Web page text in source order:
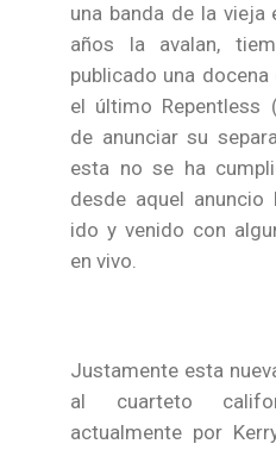
una banda de la vieja
años la avalan,
publicado una
el último Repentless
de anunciar su
esta no se ha
desde aquel
ido y venido con
en vivo.
Justamente esta
al cuarteto
actualmente por